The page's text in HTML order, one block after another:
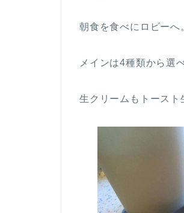
朝食を食べにロビーへ
メインは4種類から選
生クリームもトースト